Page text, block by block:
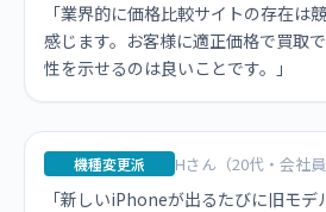
「業界的に価格比較サイトの存在は
感じます。お客様に適正価格で買取
性を示せるのは良いことです。」
機種変更派 Hさん（20代・会社員
「新しいiPhoneが出るたびに旧モ